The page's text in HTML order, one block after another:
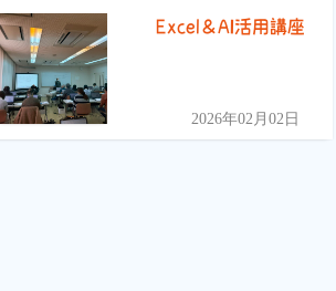
Excel＆AI活用講座
2026年02月02日